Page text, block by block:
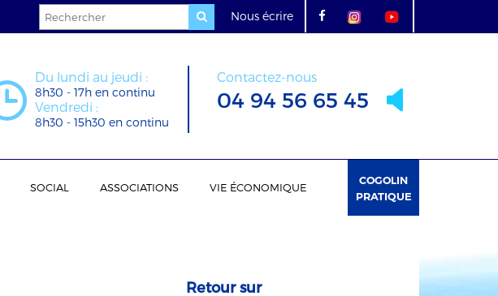
Nous écrire
Du lundi au jeudi :
8h30 - 17h en continu
Vendredi :
8h30 - 15h30 en continu
Contactez-nous
04 94 56 65 45
SOCIAL ASSOCIATIONS VIE ÉCONOMIQUE
COGOLIN
PRATIQUE
Retour sur